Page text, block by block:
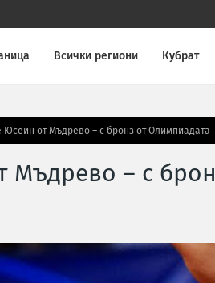
Всички региони Кубрат
Юсеин от Мъдрево – с бронз от Олимпиадата
Мъдрево – с